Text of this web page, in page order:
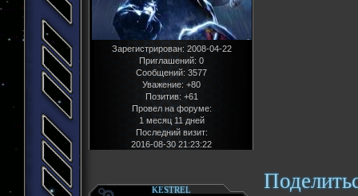
Зарегистрирован: 2008-04-22
Приглашений: 0
Сообщений: 3577
Уважение: +80
Позитив: +61
Провел на форуме:
1 месяц 11 дней
Последний визит:
2016-08-30 21:23:22
KESTREL